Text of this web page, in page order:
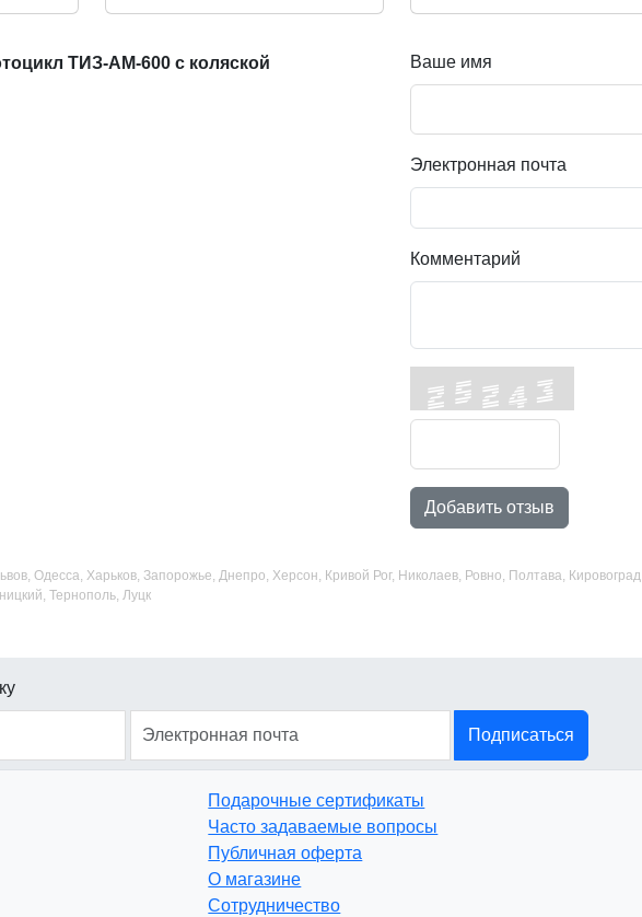
ТИЗ-АМ-600 с коляской Ваше имя
Электронная почта
Комментарий
Добавить отзыв
Одесса, Харьков, Запорожье, Днепро, Херсон, Кривой Рог, Николаев, Ровно, Полтава,
Тернополь, Луцк
Подписаться
Подарочные сертификаты
Часто задаваемые вопросы
Публичная оферта
О магазине
Сотрудничество